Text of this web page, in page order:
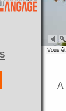
Vous
A